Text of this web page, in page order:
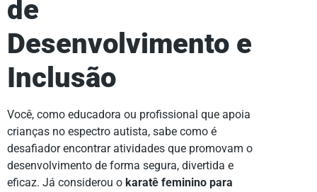
de
Desenvolvimento e
Inclusão
Você, como educadora ou profissional que apoia
crianças no espectro autista, sabe como é
desafiador encontrar atividades que promovam o
desenvolvimento de forma segura, divertida e
eficaz. Já considerou o karatê feminino para